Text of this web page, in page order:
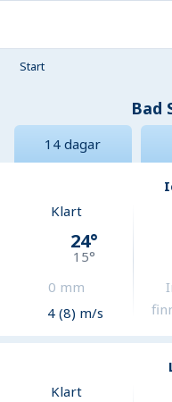
Start
Bad
14 dagar
Klart
24°
15°
0 mm
4 (8) m/s
Klart